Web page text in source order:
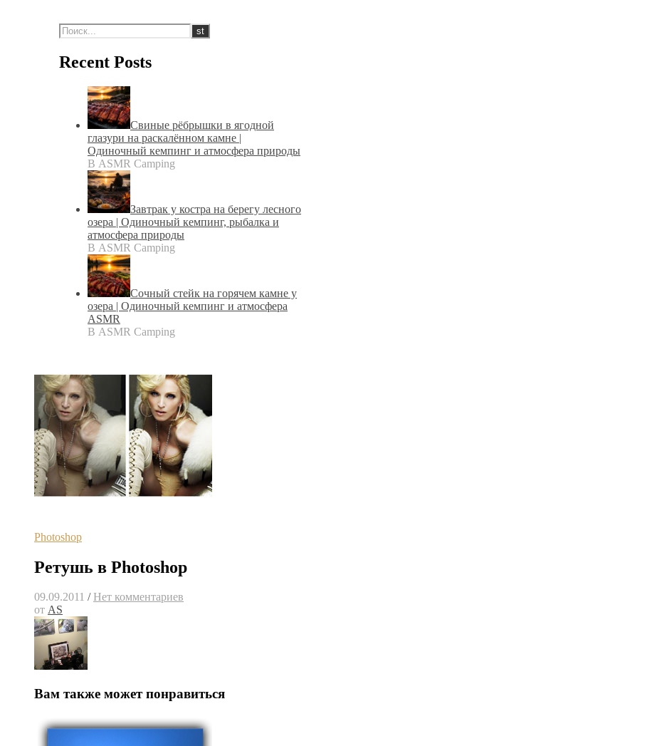
Recent Posts
Свиные рёбрышки в ягодной
глазури на раскалённом камне |
Одиночный кемпинг и атмосфера природы
В ASMR Camping
Завтрак у костра на берегу лесного
озера | Одиночный кемпинг, рыбалка и
атмосфера природы
В ASMR Camping
Сочный стейк на горячем камне у
озера | Одиночный кемпинг и атмосфера
ASMR
В ASMR Camping
Photoshop
Ретушь в Photoshop
09.09.2011 / Нет комментариев
от AS
Вам также может понравиться